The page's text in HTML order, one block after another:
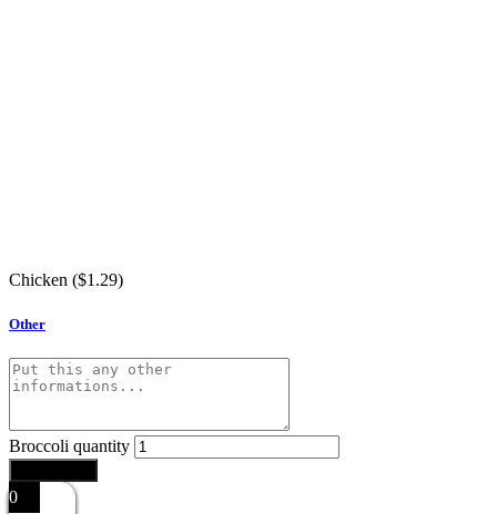
Chicken ($1.29)
Other
Broccoli quantity
0